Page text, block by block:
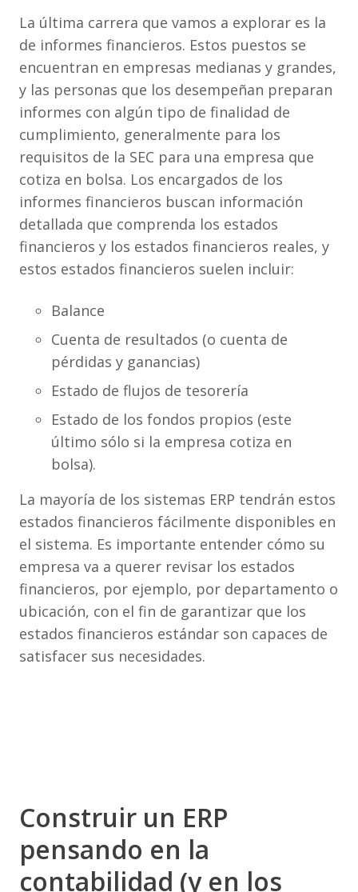
La última carrera que vamos a explorar es la
de informes financieros. Estos puestos se
encuentran en empresas medianas y grandes,
y las personas que los desempeñan preparan
informes con algún tipo de finalidad de
cumplimiento, generalmente para los
requisitos de la SEC para una empresa que
cotiza en bolsa. Los encargados de los
informes financieros buscan información
detallada que comprenda los estados
financieros y los estados financieros reales, y
estos estados financieros suelen incluir:
Balance
Cuenta de resultados (o cuenta de
pérdidas y ganancias)
Estado de flujos de tesorería
Estado de los fondos propios (este
último sólo si la empresa cotiza en
bolsa).
La mayoría de los sistemas ERP tendrán estos
estados financieros fácilmente disponibles en
el sistema. Es importante entender cómo su
empresa va a querer revisar los estados
financieros, por ejemplo, por departamento o
ubicación, con el fin de garantizar que los
estados financieros estándar son capaces de
satisfacer sus necesidades.
Construir un ERP
pensando en la
contabilidad (y en los